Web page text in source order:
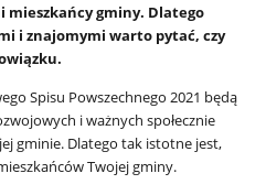
mieszkańcy gminy. Dlatego
i znajomymi warto pytać, czy
Spisu Powszechnego 2021 będą
i ważnych społecznie
gminie. Dlatego tak istotne jest,
Twojej gminy.